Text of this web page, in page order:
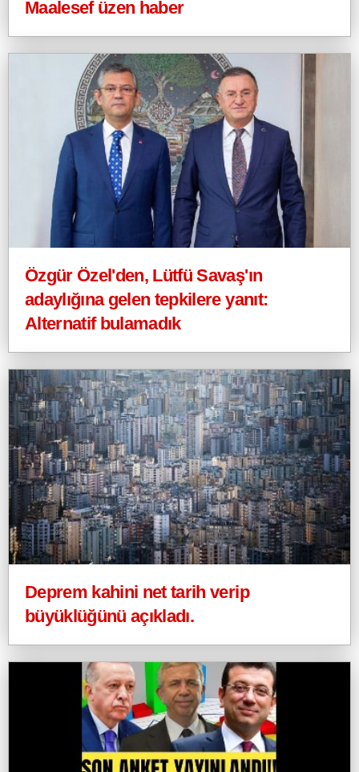
Maalesef üzen haber
Özgür Özel'den, Lütfü Savaş'ın
adaylığına gelen tepkilere yanıt:
Alternatif bulamadık
Deprem kahini net tarih verip
büyüklüğünü açıkladı.